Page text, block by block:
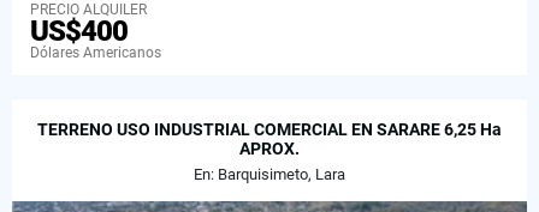
PRECIO ALQUILER
US$400
Dólares Americanos
TERRENO USO INDUSTRIAL COMERCIAL EN SARARE 6,25 Ha
APROX.
En: Barquisimeto, Lara